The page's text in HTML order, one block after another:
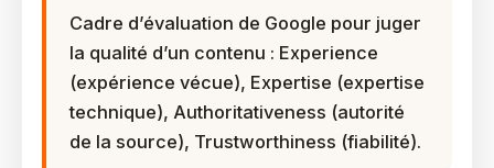
Cadre d’évaluation de Google pour juger
la qualité d’un contenu : Experience
(expérience vécue), Expertise (expertise
technique), Authoritativeness (autorité
de la source), Trustworthiness (fiabilité).